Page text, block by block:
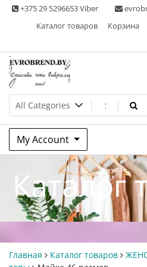
Skip +375 29 5296653 Viber
Каталог товаров
Корзина
Интернет-
second hand
My Account
Каталог
Главная Каталог товаров